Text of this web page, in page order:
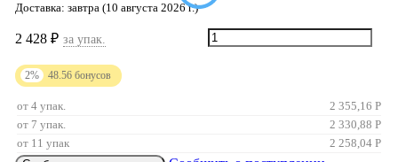
Доставка: завтра (10 августа 2026 г.)
2 428 ₽ за упак.
2% 48.56 бонусов
от 4 упак. 2 355,16 Р
от 7 упак.
2 330,88 Р
от 11 упак
2 258,04 Р